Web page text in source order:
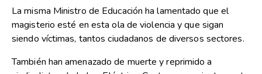
La misma Ministro de Educación ha lamentado que el
magisterio esté en esta ola de violencia y que sigan
siendo víctimas, tantos ciudadanos de diversos sectores.
También han amenazado de muerte y reprimido a